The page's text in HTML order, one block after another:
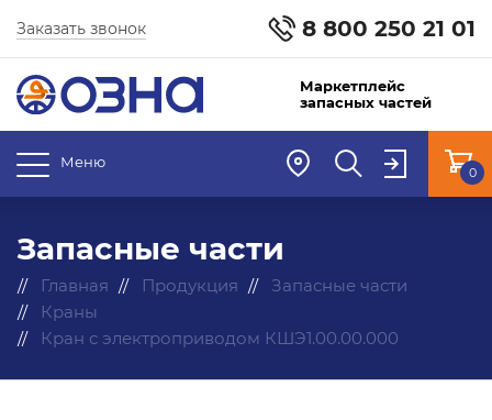
8 800 250 21 01
Заказать звонок
Маркетплейс
запасных частей
Меню
0
Запасные части
Главная Продукция
Запасные части
Краны
Кран с электроприводом КШЭ1.00.00.000